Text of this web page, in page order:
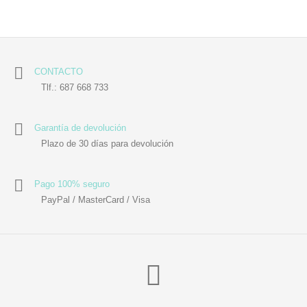
CONTACTO
Tlf.: 687 668 733
Garantía de devolución
Plazo de 30 días para devolución
Pago 100% seguro
PayPal / MasterCard / Visa